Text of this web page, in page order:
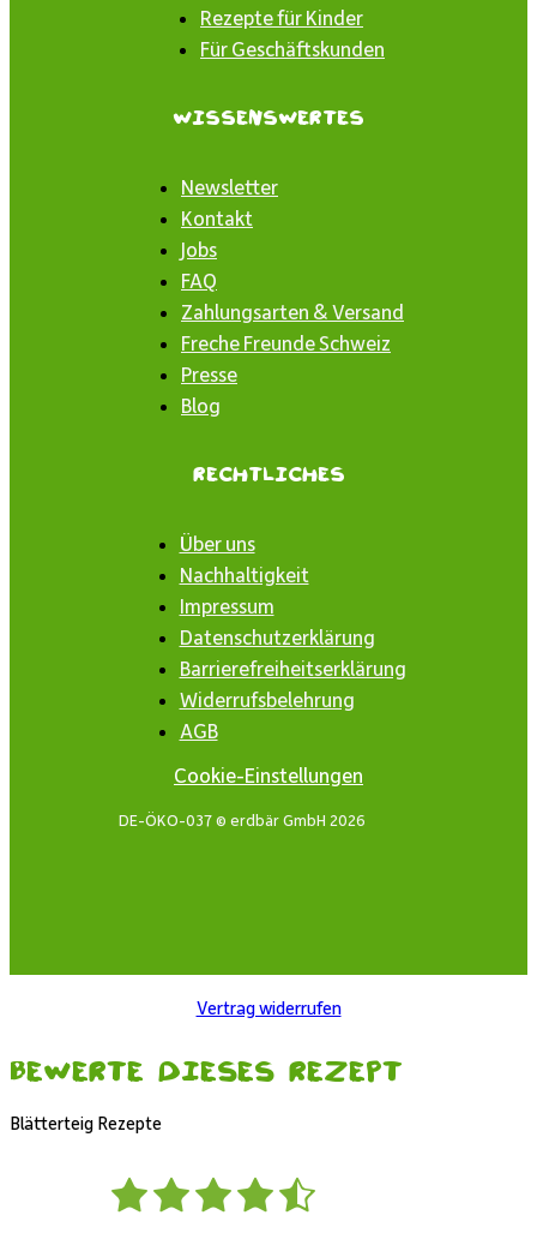
Rezepte für Kinder
Für Geschäftskunden
Wissenswertes
Newsletter
Kontakt
Jobs
FAQ
Zahlungsarten & Versand
Freche Freunde Schweiz
Presse
Blog
Rechtliches
Über uns
Nachhaltigkeit
Impressum
Datenschutzerklärung
Barrierefreiheitserklärung
Widerrufsbelehrung
AGB
Cookie-Einstellungen
DE-ÖKO-037 © erdbär GmbH 2026
Vertrag widerrufen
Bewerte dieses Rezept
Blätterteig Rezepte